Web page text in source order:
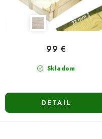
Skladom
99 €
DETAIL